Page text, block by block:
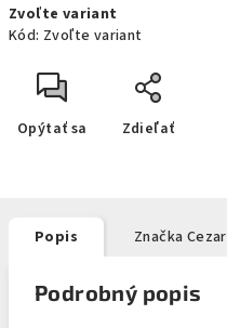
cena:
Zvoľte variant
Kód: Zvoľte variant
Opýtať sa Zdieľať
Popis Značka Cezar
Podrobný popis